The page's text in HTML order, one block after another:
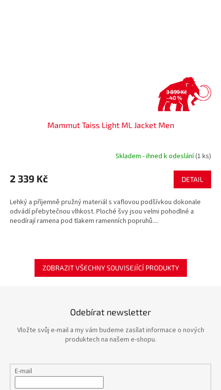
3 899 Kč
–40 %
Mammut Taiss Light ML Jacket Men
Skladem - ihned k odeslání(1 ks)
2 339 Kč DETAIL
Lehký a příjemně pružný materiál s vaflovou podšívkou dokonale
odvádí přebytečnou vlhkost. Ploché švy jsou velmi pohodlné a
neodírají ramena pod tlakem ramenních popruhů....
ZOBRAZIT VŠECHNY SOUVISEJÍCÍ PRODUKTY
Odebírat newsletter
Vložte svůj e-mail a my vám budeme zasílat informace o nových
produktech na našem e-shopu.
E-mail